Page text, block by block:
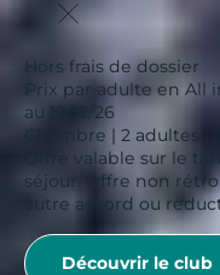
Hors frais de dossier
Prix par adulte en All
au 19/12/26
Chambre | 2 adultes |
Offre valable sur le
séjour. Offre non
autre accord ou
Découvrir le club